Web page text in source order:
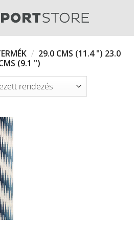
/ 29.0 CMS (11.4 ") 23.0
(9.1 ")